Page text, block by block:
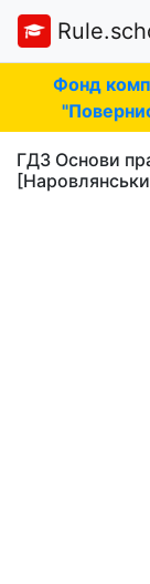
Фонд
ГДЗ Основи